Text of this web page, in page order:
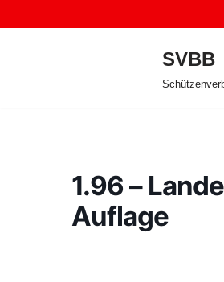
SVBB
1.96 –
Auflage